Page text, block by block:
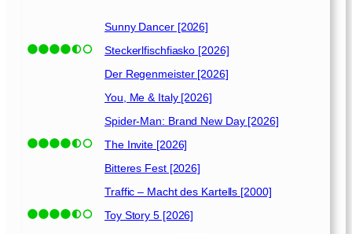
Sunny Dancer [2026]
Steckerlfischfiasko [2026]
Der Regenmeister [2026]
You, Me & Italy [2026]
Spider-Man: Brand New Day [2026]
The Invite [2026]
Bitteres Fest [2026]
Traffic – Macht des Kartells [2000]
Toy Story 5 [2026]